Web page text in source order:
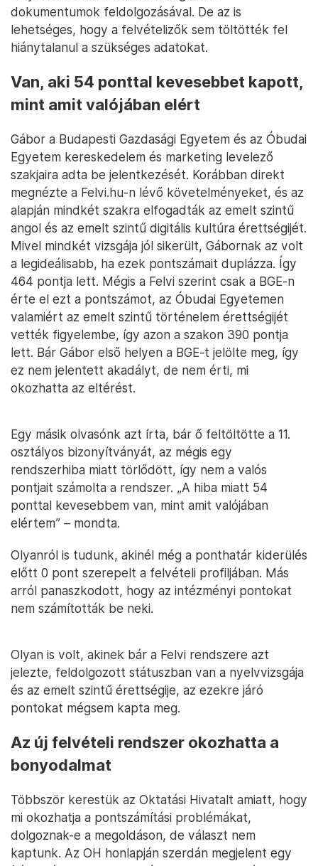
dokumentumok feldolgozásával. De az is
lehetséges, hogy a felvételizők sem töltötték fel
hiánytalanul a szükséges adatokat.
Van, aki 54 ponttal kevesebbet kapott,
mint amit valójában elért
Gábor a Budapesti Gazdasági Egyetem és az Óbudai
Egyetem kereskedelem és marketing levelező
szakjaira adta be jelentkezését. Korábban direkt
megnézte a Felvi.hu-n lévő követelményeket, és az
alapján mindkét szakra elfogadták az emelt szintű
angol és az emelt szintű digitális kultúra érettségijét.
Mivel mindkét vizsgája jól sikerült, Gábornak az volt
a legideálisabb, ha ezek pontszámait duplázza. Így
464 pontja lett. Mégis a Felvi szerint csak a BGE-n
érte el ezt a pontszámot, az Óbudai Egyetemen
valamiért az emelt szintű történelem érettségijét
vették figyelembe, így azon a szakon 390 pontja
lett. Bár Gábor első helyen a BGE-t jelölte meg, így
ez nem jelentett akadályt, de nem érti, mi
okozhatta az eltérést.
Egy másik olvasónk azt írta, bár ő feltöltötte a 11.
osztályos bizonyítványát, az mégis egy
rendszerhiba miatt törlődött, így nem a valós
pontjait számolta a rendszer. „A hiba miatt 54
ponttal kevesebbem van, mint amit valójában
elértem” – mondta.
Olyanról is tudunk, akinél még a ponthatár kiderülés
előtt 0 pont szerepelt a felvételi profiljában. Más
arról panaszkodott, hogy az intézményi pontokat
nem számították be neki.
Olyan is volt, akinek bár a Felvi rendszere azt
jelezte, feldolgozott státuszban van a nyelvvizsgája
és az emelt szintű érettségije, az ezekre járó
pontokat mégsem kapta meg.
Az új felvételi rendszer okozhatta a
bonyodalmat
Többször kerestük az Oktatási Hivatalt amiatt, hogy
mi okozhatja a pontszámítási problémákat,
dolgoznak-e a megoldáson, de választ nem
kaptunk. Az OH honlapján szerdán megjelent egy